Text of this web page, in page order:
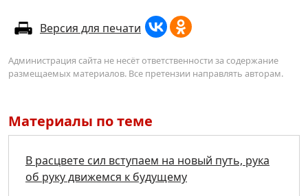
Версия для печати
Администрация сайта не несёт ответственности за содержание
размещаемых материалов. Все претензии направлять авторам.
Материалы по теме
В расцвете сил вступаем на новый путь, рука
об руку движемся к будущему